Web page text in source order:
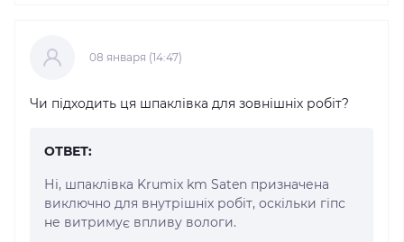
08 января (14:47)
Чи підходить ця шпаклівка для зовнішніх робіт?
ОТВЕТ:
Ні, шпаклівка Krumix km Saten призначена
виключно для внутрішніх робіт, оскільки гіпс
не витримує впливу вологи.